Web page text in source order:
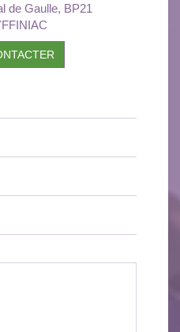
de Gaulle, BP21